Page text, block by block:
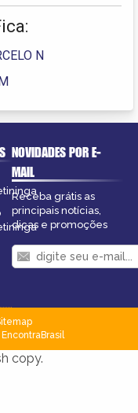
N
NOVIDADES POR E-
MAIL
Receba grátis as
principais notícias,
dicas e promoções
copy.